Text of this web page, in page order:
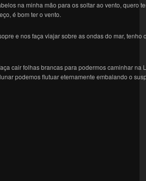
na minha mão para os soltar ao vento, quero
é bom ter o vento.
e nos faça viajar sobre as ondas do mar, tenho
cair folhas brancas para podermos caminhar na
podemos flutuar eternamente embalando o